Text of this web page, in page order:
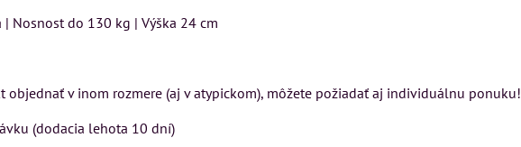
Nosnost do 130 kg | Výška 24 cm
objednať v inom rozmere (aj v atypickom), môžete požiadať aj individuálnu ponuku!
(dodacia lehota 10 dní)
Kreslo LONDON
VÝSTAVNÉHO KUSU
Pre milovníkov klasickej
Rinaldi Bed System